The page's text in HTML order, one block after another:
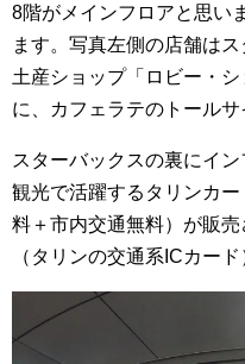
8階がメインフロアと思い
ます。写真左側の店舗は
土産ショップ「ロビー・
に、カフェラテのトールサ
スターバックスの裏にイ
観光で活躍するタリンカ
料＋市内交通無料）が販
（タリンの交通系ICカー